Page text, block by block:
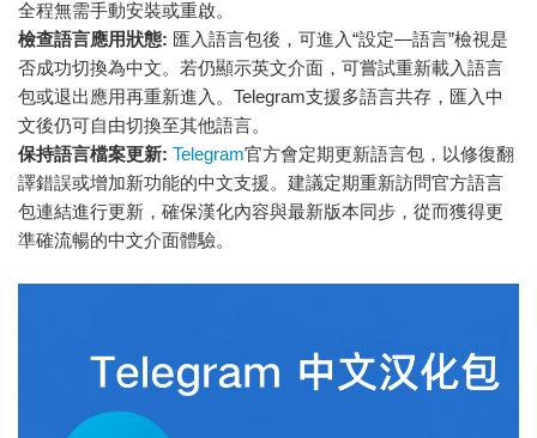
全程無需手動安裝或重啟。
檢查語言應用狀態: 匯入語言包後，可進入“設定—語言”檢視是
否成功切換為中文。若仍顯示英文介面，可嘗試重新載入語言
包或退出應用再重新進入。Telegram支援多語言共存，匯入中
文後仍可自由切換至其他語言。
保持語言檔案更新: Telegram官方會定期更新語言包，以修復翻
譯錯誤或增加新功能的中文支援。建議定期重新訪問官方語言
包連結進行更新，確保漢化內容與最新版本同步，從而獲得更
準確流暢的中文介面體驗。